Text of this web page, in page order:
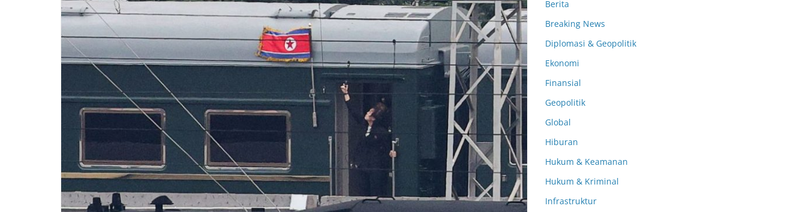
Berita
Breaking News
Diplomasi & Geopolitik
Ekonomi
Finansial
Geopolitik
Global
Hiburan
Hukum & Keamanan
Hukum & Kriminal
Infrastruktur